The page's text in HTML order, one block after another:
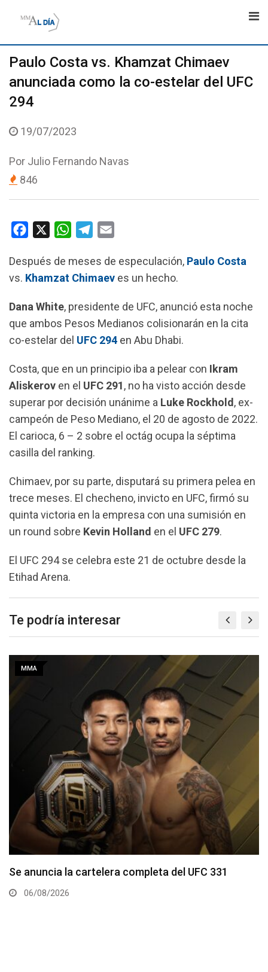
Paulo Costa vs. Khamzat Chimaev
anunciada como la co-estelar del UFC
294
19/07/2023
Por Julio Fernando Navas
846
c
e
o
o
k
W
a
t
A
p
p
l
e
r
a
m
a
i
Después de meses de especulación, Paulo Costa
vs. Khamzat Chimaev es un hecho.
Dana White, presidente de UFC, anunció esta noche
que ambos Pesos Medianos colisionarán en la cita
co-estelar del UFC 294 en Abu Dhabi.
Costa, que en un principio iba a pelear con Ikram
Aliskerov en el UFC 291, no ha visto acción desde
superar por decisión unánime a Luke Rockhold , ex-
campeón de Peso Mediano, el 20 de agosto de 2022.
El carioca, 6 – 2 sobre el octág ocupa la séptima
casilla del ranking.
Chimaev, por su parte, disputará su primera pelea en
trece meses. El checheno, invicto en UFC, firmó su
quinta victoria en la empresa con una sumisión en
un round sobre Kevin Holland en el UFC 279.
El UFC 294 se celebra este 21 de octubre desde la
Etihad Arena.
Te podría interesar
331
MMA
La hija de Frank Mir competirá en el